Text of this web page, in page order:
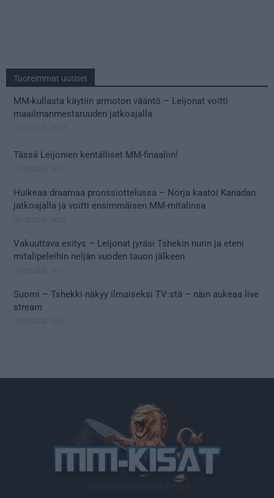
Tuoreimmat uutiset
MM-kullasta käytiin armoton vääntö – Leijonat voitti
maailmanmestaruuden jatkoajalla
Tässä Leijonien kentälliset MM-finaaliin!
Huikeaa draamaa pronssiottelussa – Norja kaatoi Kanadan
jatkoajalla ja voitti ensimmäisen MM-mitalinsa
Vakuuttava esitys – Leijonat jyräsi Tshekin nurin ja eteni
mitalipeleihin neljän vuoden tauon jälkeen
Suomi – Tshekki näkyy ilmaiseksi TV:stä – näin aukeaa live
stream